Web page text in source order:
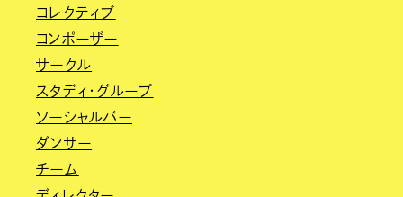
コレクティブ
コンポーザー
サークル
スタディ・グループ
ソーシャルバー
ダンサー
チーム